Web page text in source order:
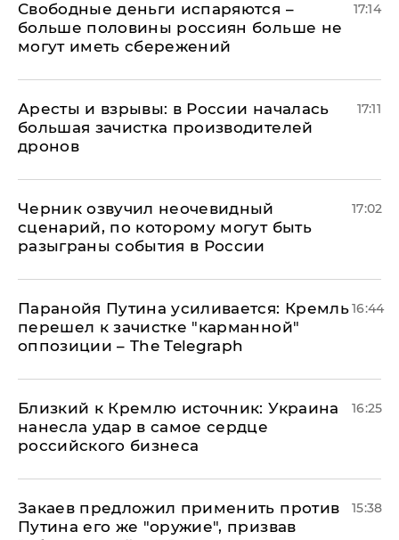
Свободные деньги испаряются –
больше половины россиян больше не
могут иметь сбережений
17:14
Аресты и взрывы: в России началась
большая зачистка производителей
дронов
17:11
Черник озвучил неочевидный
сценарий, по которому могут быть
разыграны события в России
17:02
Паранойя Путина усиливается: Кремль
перешел к зачистке "карманной"
оппозиции – The Telegraph
16:44
Близкий к Кремлю источник: Украина
нанесла удар в самое сердце
российского бизнеса
16:25
Закаев предложил применить против
Путина его же "оружие", призвав
15:38